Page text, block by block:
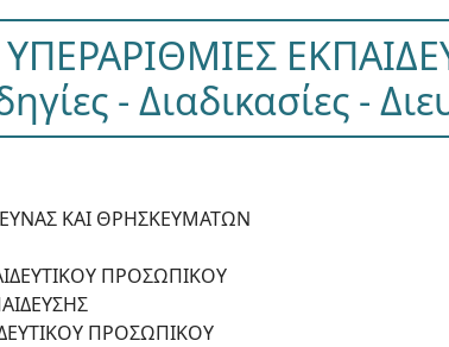
ΥΠΕΡΑΡΙΘΜΙΕΣ
- Διαδικασίες -
ΚΑΙ ΘΡΗΣΚΕΥΜΑΤΩΝ
ΠΡΟΣΩΠΙΚΟΥ
ΠΡΟΣΩΠΙΚΟΥ